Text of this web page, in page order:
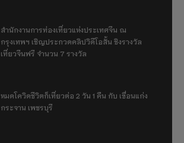
สำนักงานการท่องเที่ยวแห่งประเทศจีน ณ
กรุงเทพฯ เชิญประกวดคลิปวิดีโอสั้น ชิงรางวัล
เที่ยวจีนฟรี จำนวน 7 รางวัล
หมดโควิดชีวิตก็เที่ยวต่อ 2 วัน 1 คืน กับ เขื่อนแก่ง
กระจาน เพชรบุรี